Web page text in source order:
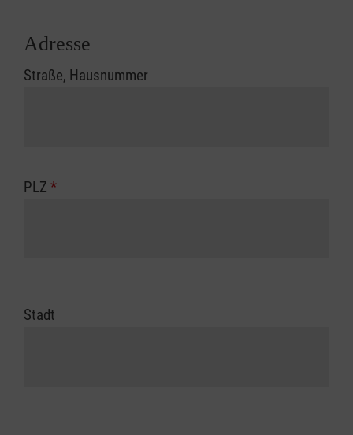
Adresse
Straße, Hausnummer
PLZ *
Stadt